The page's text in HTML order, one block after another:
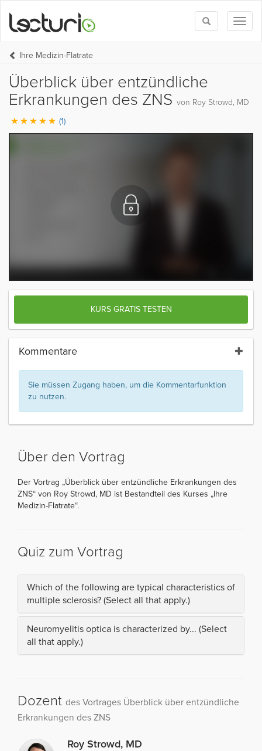
Toggle
search
Ihre Medizin-Flatrate
Überblick über entzündliche
Erkrankungen des ZNS von Roy Strowd, MD
(1)
KURS GRATIS TESTEN
Kommentare
Sie müssen Zugang haben, um die Kommentarfunktion
zu nutzen.
Über den Vortrag
Der Vortrag „Überblick über entzündliche Erkrankungen des
ZNS“ von Roy Strowd, MD ist Bestandteil des Kurses „Ihre
Medizin-Flatrate“.
Quiz zum Vortrag
Which of the following are typical characteristics of
multiple sclerosis? (Select all that apply.)
Neuromyelitis optica is characterized by... (Select
all that apply.)
Dozent des Vortrages Überblick über entzündliche
Erkrankungen des ZNS
Roy Strowd, MD